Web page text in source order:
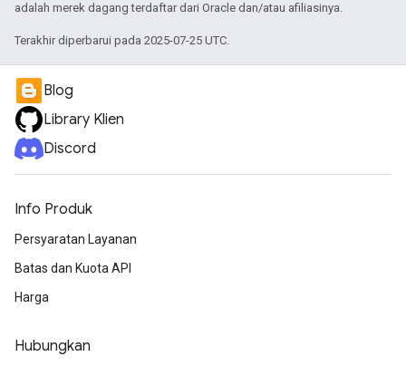
adalah merek dagang terdaftar dari Oracle dan/atau afiliasinya.
Terakhir diperbarui pada 2025-07-25 UTC.
Blog
Library Klien
Discord
Info Produk
Persyaratan Layanan
Batas dan Kuota API
Harga
Hubungkan